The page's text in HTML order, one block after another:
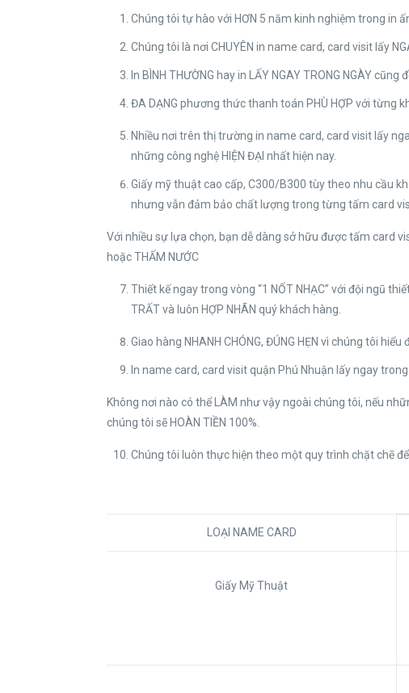
Chúng tôi tự hào với HƠN 5 năm kinh nghiệm trong in
Chúng tôi là nơi CHUYÊN in name card, card visit lấy
In BÌNH THƯỜNG hay in LẤY NGAY TRONG NGÀY
ĐA DẠNG phương thức thanh toán PHÙ HỢP với từng
Nhiều nơi trên thị trường in name card, card visit lấy
những công nghệ HIỆN ĐẠI nhất hiện nay.
Giấy mỹ thuật cao cấp, C300/B300 tùy theo nhu cầu
nhưng vẫn đảm bảo chất lượng trong từng tấm card
Với nhiều sự lựa chọn, bạn dễ dàng sở hữu được tấm card
hoặc THẤM NƯỚC
Thiết kế ngay trong vòng “1 NỐT NHẠC” với đội ngũ
TRẤT và luôn HỢP NHÃN quý khách hàng.
Giao hàng NHANH CHÓNG, ĐÚNG HẸN vì chúng tôi hiểu
In name card, card visit quận Phú Nhuận lấy ngay
Không nơi nào có thể LÀM như vậy ngoài chúng tôi, nếu
chúng tôi sẽ HOÀN TIỀN 100%.
Chúng tôi luôn thực hiện theo một quy trình chặt chẽ
LOẠI NAME CARD
Giấy Mỹ Thuật